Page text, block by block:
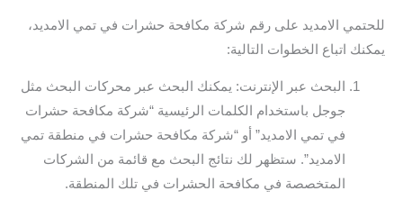
للحتمي الامديد على رقم شركة مكافحة حشرات في تمي الامديد،
يمكنك اتباع الخطوات التالية:
البحث عبر الإنترنت: يمكنك البحث عبر محركات البحث مثل
جوجل باستخدام الكلمات الرئيسية “شركة مكافحة حشرات
في تمي الامديد” أو “شركة مكافحة حشرات في منطقة تمي
الامديد”. ستظهر لك نتائج البحث مع قائمة من الشركات
المتخصصة في مكافحة الحشرات في تلك المنطقة.